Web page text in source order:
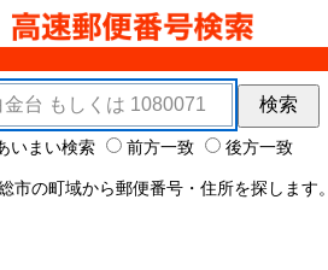
ワード
検索
いまい検索 前方一致 後方一致
市の町域から郵便番号・住所を探します。